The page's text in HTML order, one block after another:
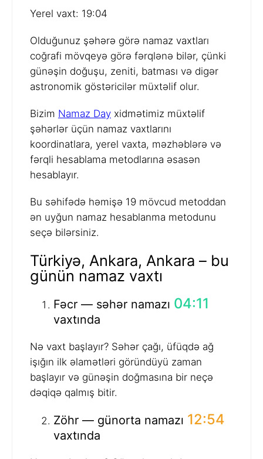
Yerel vaxt: 19:04
Olduğunuz şəhərə görə namaz vaxtları
coğrafi mövqeyə görə fərqlənə bilər, çünki
günəşin doğuşu, zeniti, batması və digər
astronomik göstəricilər müxtəlif olur.
Bizim Namaz Day xidmətimiz müxtəlif
şəhərlər üçün namaz vaxtlarını
koordinatlara, yerel vaxta, məzhəblərə və
fərqli hesablama metodlarına əsasən
hesablayır.
Bu səhifədə həmişə 19 mövcud metoddan
ən uyğun namaz hesablanma metodunu
seçə bilərsiniz.
Türkiyə, Ankara, Ankara – bu
günün namaz vaxtı
Fəcr — səhər namazı 04:11
vaxtında
Nə vaxt başlayır? Səhər çağı, üfüqdə ağ
işığın ilk əlamətləri göründüyü zaman
başlayır və günəşin doğmasına bir neçə
dəqiqə qalmış bitir.
Zöhr — günorta namazı 12:54
vaxtında